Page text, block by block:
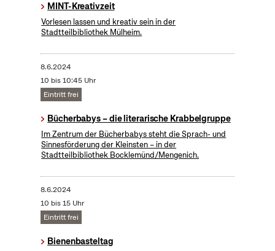
MINT-Kreativzeit
Vorlesen lassen und kreativ sein in der
Stadtteilbibliothek Mülheim.
8.6.2024
10 bis 10:45 Uhr
Eintritt frei
Bücherbabys – die literarische Krabbelgruppe
Im Zentrum der Bücherbabys steht die Sprach- und
Sinnesförderung der Kleinsten – in der
Stadtteilbibliothek Bocklemünd/Mengenich.
8.6.2024
10 bis 15 Uhr
Eintritt frei
Bienenbasteltag